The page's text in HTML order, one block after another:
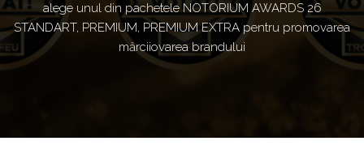
alege unul din pachetele NOTORIUM AWARDS 26
STANDART, PREMIUM, PREMIUM EXTRA pentru promovarea
mărciiovarea brandului